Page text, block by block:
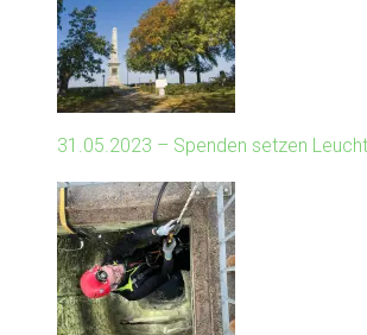
31.05.2023 – Spenden setzen